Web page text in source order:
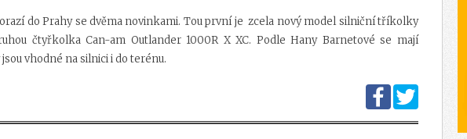
do Prahy se dvěma novinkami. Tou první je zcela nový model silniční tříkolky
čtyřkolka Can-am Outlander 1000R X XC. Podle Hany Barnetové se mají
vhodné na silnici i do terénu.